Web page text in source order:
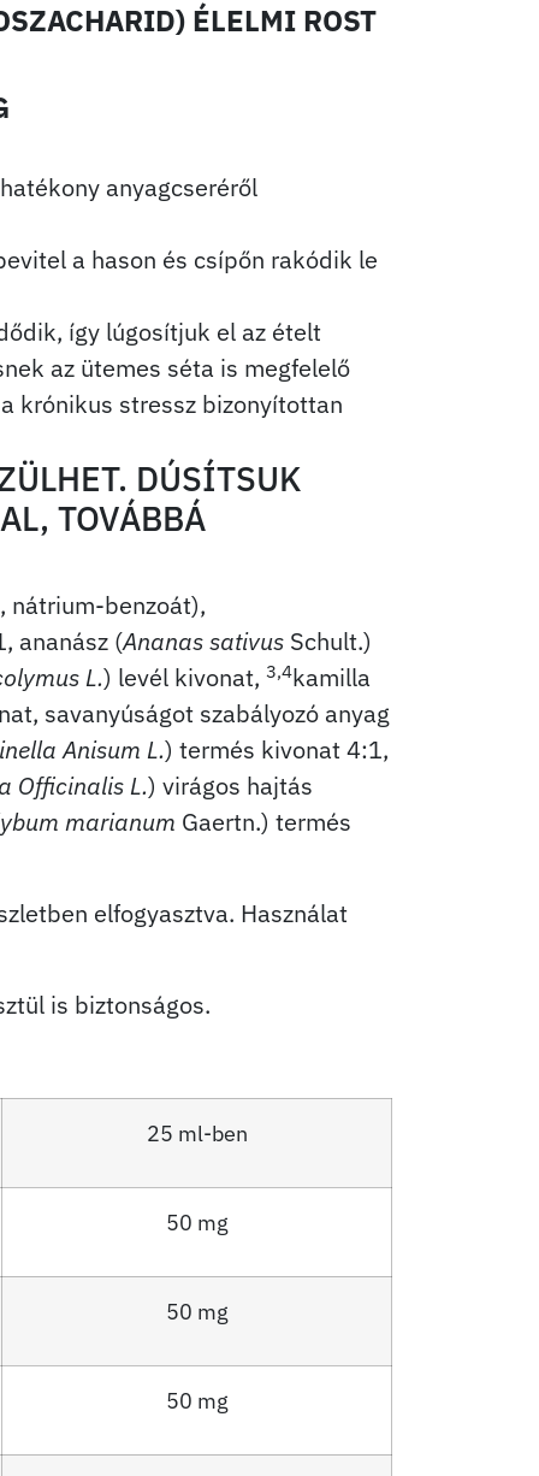
ÉLELMI ROST
anyagcseréről
a hason és csípőn rakódik le
így lúgosítjuk el az ételt
az ütemes séta is megfelelő
krónikus stressz bizonyítottan
DÚSÍTSUK
TOVÁBBÁ
benzoát),
ananász (Ananas sativus Schult.)
L.) levél kivonat, 3,4kamilla
savanyúságot szabályozó anyag
Anisum L.) termés kivonat 4:1,
Officinalis L.) virágos hajtás
marianum Gaertn.) termés
elfogyasztva. Használat
is biztonságos.
25 ml-ben
50 mg
50 mg
50 mg